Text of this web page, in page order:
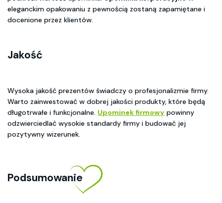
eleganckim opakowaniu z pewnością zostaną zapamiętane i
docenione przez klientów.
Jakość
Wysoka jakość prezentów świadczy o profesjonalizmie firmy.
Warto zainwestować w dobrej jakości produkty, które będą
długotrwałe i funkcjonalne. Upominek firmowy powinny
odzwierciedlać wysokie standardy firmy i budować jej
pozytywny wizerunek.
Podsumowanie